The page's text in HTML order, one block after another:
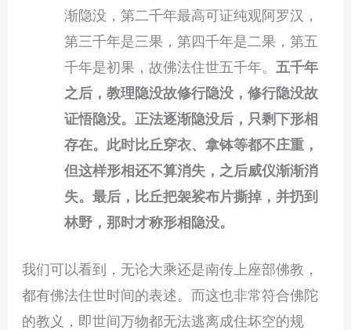
渐隐没，第二千年最高可证纯观阿罗汉，
第三千年是三果，第四千年是二果，第五
千年是初果，故佛法住世五千年。 五千年
之后，教理隐没故修行隐没，修行隐没故
证悟隐没。正法逐渐隐没后，只剩下形相
存在。此时比丘穿衣、拿钵等都不庄重，
但这样形相还不算消失，之后威仪渐渐消
失。最后，比丘把袈裟布片撕掉，并扔到
林野，那时才称形相隐没。
我们可以看到，无论大乘还是南传上座部佛教，
都有佛法住世时间的表述。而这也非常符合佛陀
的教义，即世间万物都无法逃离成住坏空的规